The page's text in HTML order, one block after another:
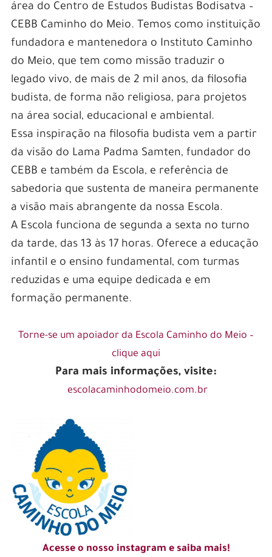
área do Centro de Estudos Budistas Bodisatva –
CEBB Caminho do Meio. Temos como instituição
fundadora e mantenedora o Instituto Caminho
do Meio, que tem como missão traduzir o
legado vivo, de mais de 2 mil anos, da filosofia
budista, de forma não religiosa, para projetos
na área social, educacional e ambiental.
Essa inspiração na filosofia budista vem a partir
da visão do Lama Padma Samten, fundador do
CEBB e também da Escola, e referência de
sabedoria que sustenta de maneira permanente
a visão mais abrangente da nossa Escola.
A Escola funciona de segunda a sexta no turno
da tarde, das 13 às 17 horas. Oferece a educação
infantil e o ensino fundamental, com turmas
reduzidas e uma equipe dedicada e em
formação permanente.
Torne-se um apoiador da Escola Caminho do Meio –
clique aqui
Para mais informações, visite:
escolacaminhodomeio.com.br
Acesse o nosso instagram e saiba mais!